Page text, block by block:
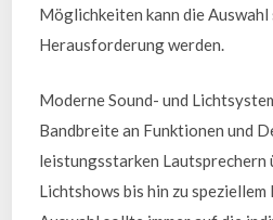
Möglichkeiten kann die Auswahl
Herausforderung werden.
Moderne Sound- und
Bandbreite an Funktionen und
leistungsstarken Lautsprechern
Lichtshows bis hin zu speziellem